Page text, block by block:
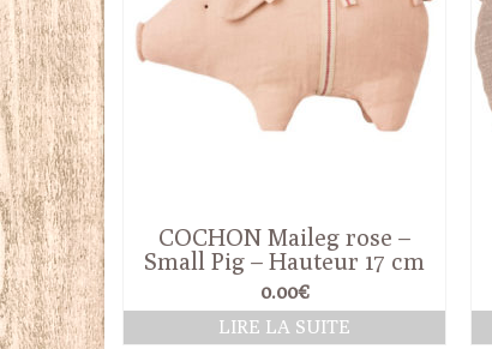
COCHON Maileg rose –
Small Pig – Hauteur 17 cm
0.00€
LIRE LA SUITE